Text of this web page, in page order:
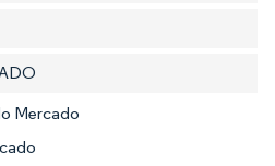
Mercado